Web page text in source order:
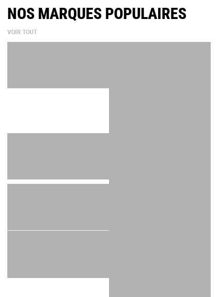
NOS MARQUES POPULAIRES
VOIR TOUT